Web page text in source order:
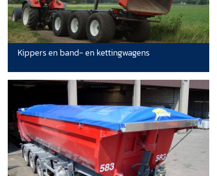
Kippers en band- en kettingwagens